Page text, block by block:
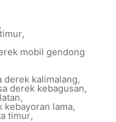
,
,
mobil gendong
derek kalimalang,
derek kebagusan,
,
kebayoran lama,
timur,